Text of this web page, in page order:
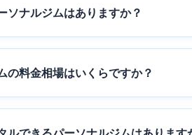
ソナルジムはありますか？
の料金相場はいくらですか？